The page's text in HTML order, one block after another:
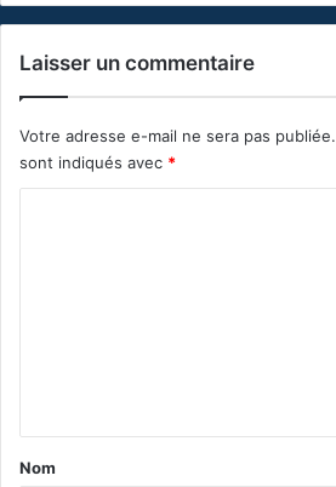
Laisser un commentaire
Votre adresse e-mail ne sera pas publiée.
sont indiqués avec *
a
Nom